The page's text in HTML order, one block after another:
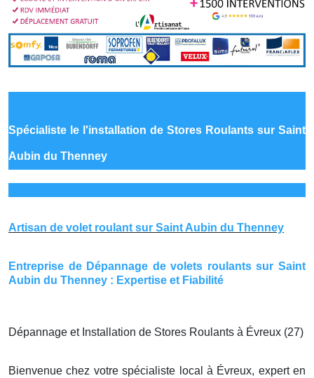
Spécialiste le l'installation de Stores Roulants sur Saint
Aubin du Thenney
Artisan de volet roulant sur Saint Aubin du Thenney
Entreprise de Dépannage de volets roulants sur Saint
Aubin du Thenney : Expertise et Fiabilité
Dépannage et Installation de Stores Roulants à Évreux (27)
Bienvenue chez votre spécialiste local à Évreux, expert en